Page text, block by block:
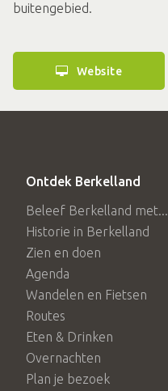
buitengebied.
Website
Ontdek Berkelland
Beleef Berkelland met...
Historie in Berkelland
Zien en doen
Agenda
Wandelen en Fietsen
Routes
Eten & Drinken
Overnachten
Plan je bezoek